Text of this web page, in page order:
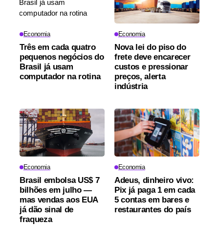
Economia
Três em cada quatro
pequenos negócios do
Brasil já usam
computador na rotina
Economia
Nova lei do piso do
frete deve encarecer
custos e pressionar
preços, alerta
indústria
Economia
Brasil embolsa US$ 7
bilhões em julho —
mas vendas aos EUA
já dão sinal de
fraqueza
Economia
Adeus, dinheiro vivo:
Pix já paga 1 em cada
5 contas em bares e
restaurantes do país